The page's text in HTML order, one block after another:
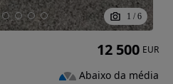
1 / 6
12 500 EUR
Abaixo da média